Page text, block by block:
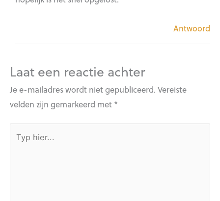
Antwoord
Laat een reactie achter
Je e-mailadres wordt niet gepubliceerd. Vereiste
velden zijn gemarkeerd met *
hier...